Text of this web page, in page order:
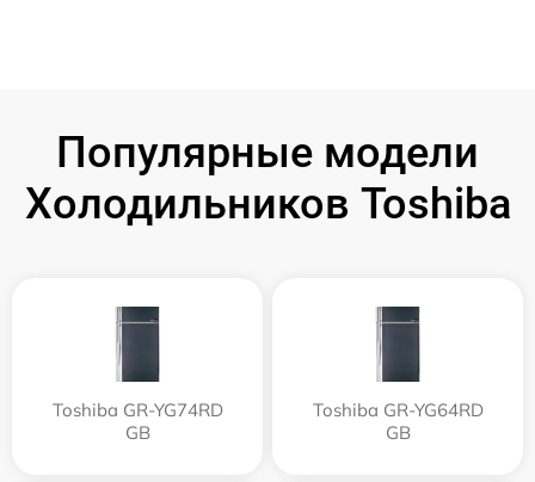
Популярные модели
Холодильников Toshiba
Toshiba GR-YG74RD
GB
Toshiba GR-YG64RD
GB